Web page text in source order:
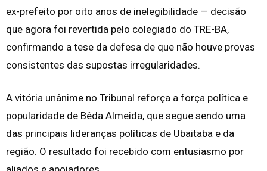
ex-prefeito por oito anos de inelegibilidade — decisão
que agora foi revertida pelo colegiado do TRE-BA,
confirmando a tese da defesa de que não houve provas
consistentes das supostas irregularidades.
A vitória unânime no Tribunal reforça a força política e
popularidade de Bêda Almeida, que segue sendo uma
das principais lideranças políticas de Ubaitaba e da
região. O resultado foi recebido com entusiasmo por